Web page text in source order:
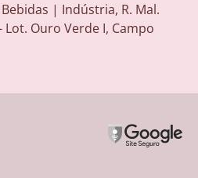
| Indústria, R. Mal.
Ouro Verde I, Campo